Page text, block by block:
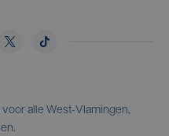
alle West-Vlamingen,